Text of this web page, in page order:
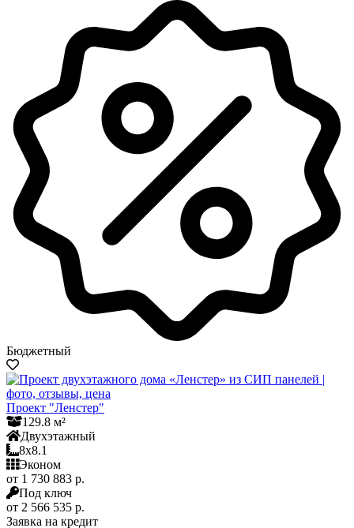
Бюджетный
Проект "Ленстер"
129.8 м²
Двухэтажный
8x8.1
Эконом
от 1 730 883 р.
Под ключ
от 2 566 535 р.
Заявка на кредит